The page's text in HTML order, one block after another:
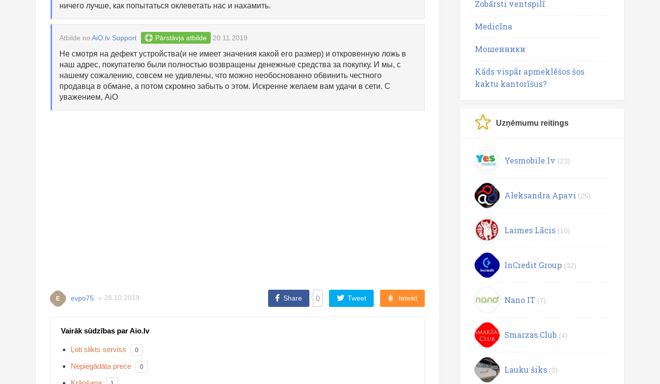
ничего лучше, как попытаться оклеветать нас и нахамить.
Atbilde no AiO.lv Support Pārstāvja atbilde 20.11.2019
Не смотря на дефект устройства(и не имеет значения какой его размер) и откровенную ложь в
наш адрес, покупателю были полностью возвращены денежные средства за покупку. И мы, с
нашему сожалению, совсем не удивлены, что можно необоснованно обвинить честного
продавца в обмане, а потом скромно забыть о этом. Искренне желаем вам удачи в сети. С
уважением, AiO
E evpo75 28.10.2019 Share 0 Tweet Ieteikt
Vairāk sūdzības par Aio.lv
Ļoti slikts serviss 0
Nepiegādāta prece 0
Zobārsti ventspilī
Medicīna
Мошенники
Kāds vispār apmeklēšos šos
kaktu kantorīšus?
Uzņēmumu reitings
Yesmobile.lv (23)
Aleksandra Apavi (25)
Laimes Lācis (10)
InCredit Group (32)
Nano IT (7)
Smarzas.Club (4)
Lauku šiks (3)